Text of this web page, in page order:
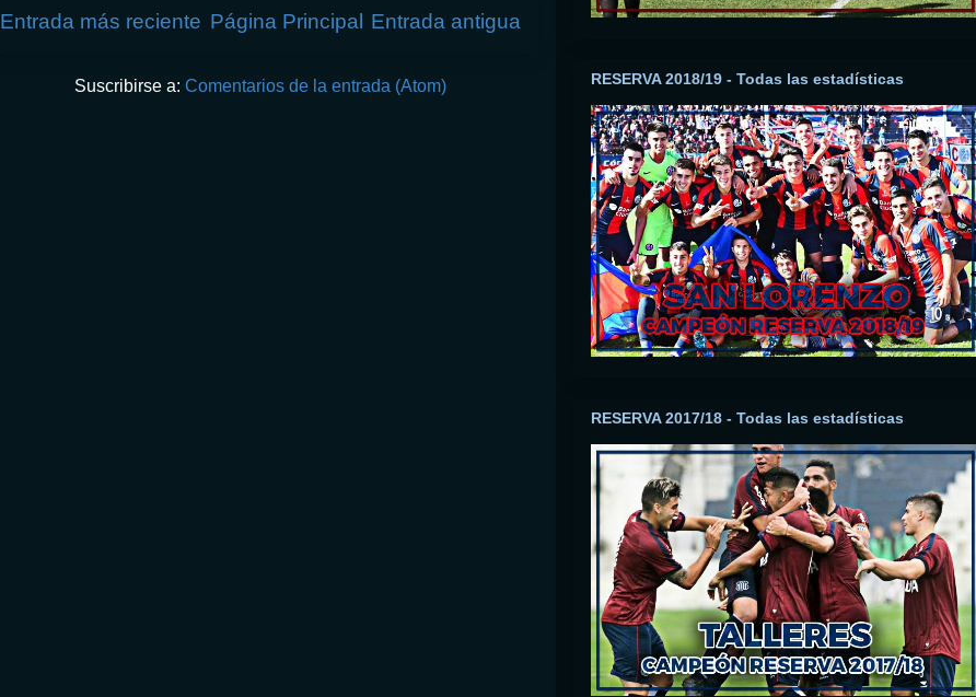
Entrada más reciente Entrada antigua
Página Principal
Suscribirse a: Comentarios de la entrada (Atom) RESERVA 2018/19 - Todas las estadísticas
RESERVA 2017/18 - Todas las estadísticas